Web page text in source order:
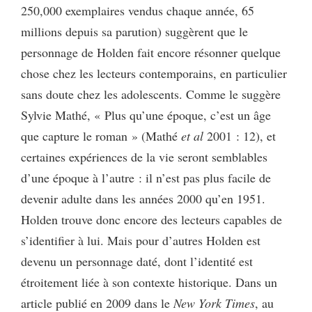
250,000 exemplaires vendus chaque année, 65
millions depuis sa parution) suggèrent que le
personnage de Holden fait encore résonner quelque
chose chez les lecteurs contemporains, en particulier
sans doute chez les adolescents. Comme le suggère
Sylvie Mathé, « Plus qu’une époque, c’est un âge
que capture le roman » (Mathé et al 2001 : 12), et
certaines expériences de la vie seront semblables
d’une époque à l’autre : il n’est pas plus facile de
devenir adulte dans les années 2000 qu’en 1951.
Holden trouve donc encore des lecteurs capables de
s’identifier à lui. Mais pour d’autres Holden est
devenu un personnage daté, dont l’identité est
étroitement liée à son contexte historique. Dans un
article publié en 2009 dans le New York Times, au